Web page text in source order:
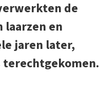
de
en
jaren later,